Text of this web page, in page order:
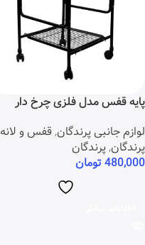
پایه قفس مدل فلزی چرخ دار
لوازم جانبی پرندگان,قفس و لانه
پرندگان,پرندگان
480,000تومان